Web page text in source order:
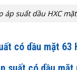
áp suất dầu HXC
có dầu mặt 63